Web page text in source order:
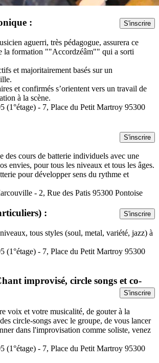
: S'inscrire
aguerri, très pédagogue, assurera ce
la formation ""Accordzéâm"" qui a sorti
et majoritairement basés sur un
et confirmés s’orientent vers un travail de
à la scène.
(1°étage) - 7, Place du Petit Martroy 95300
S'inscrire
des cours de batterie individuels avec une
envies, pour tous les niveaux et tous les âges.
pour développer sens du rythme et
- 2, Rue des Patis 95300 Pontoise
: S'inscrire
tous styles (soul, metal, variété, jazz) à
(1°étage) - 7, Place du Petit Martroy 95300
improvisé, circle songs et co-
S'inscrire
voix et votre musicalité, de gouter à la
circle-songs avec le groupe, de vous lancer
dans l'improvisation comme soliste, venez
(1°étage) - 7, Place du Petit Martroy 95300